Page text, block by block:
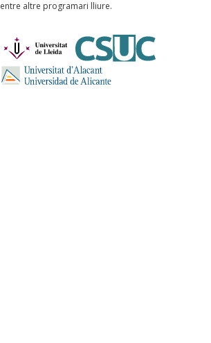
entre altre programari lliure.